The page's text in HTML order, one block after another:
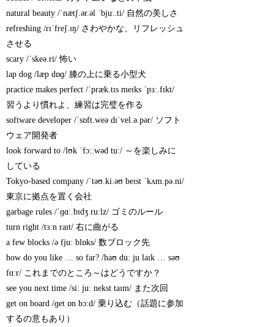
natural beauty /ˈnætʃ.ər.əl ˈbjuː.ti/ 自然の美しさ
refreshing /rɪˈfreʃ.ɪŋ/ さわやかな、リフレッシュ
させる
scary /ˈskeə.ri/ 怖い
lap dog /læp dɒɡ/ 膝の上に乗る小型犬
practice makes perfect /ˈpræk.tɪs meɪks ˈpɜː.fɪkt/
習うより慣れよ、練習は完璧を作る
software developer /ˈsɒft.weə dɪˈvel.ə.pər/ ソフト
ウェア開発者
look forward to /lʊk ˈfɔː.wəd tuː/ ～を楽しみに
している
Tokyo-based company /ˈtəʊ.ki.əʊ beɪst ˈkʌm.pə.ni/
東京に拠点を置く会社
garbage rules /ˈɡɑː.bɪdʒ ruːlz/ ゴミのルール
turn right /tɜːn raɪt/ 右に曲がる
a few blocks /ə fjuː blɒks/ 数ブロック先
how do you like … so far? /haʊ duː ju laɪk … səʊ
fɑːr/ これまでのところ～はどうですか？
see you next time /siː juː nekst taɪm/ また次回
get on board /ɡet ɒn bɔːd/ 乗り込む（話題に参加
するの意もあり）